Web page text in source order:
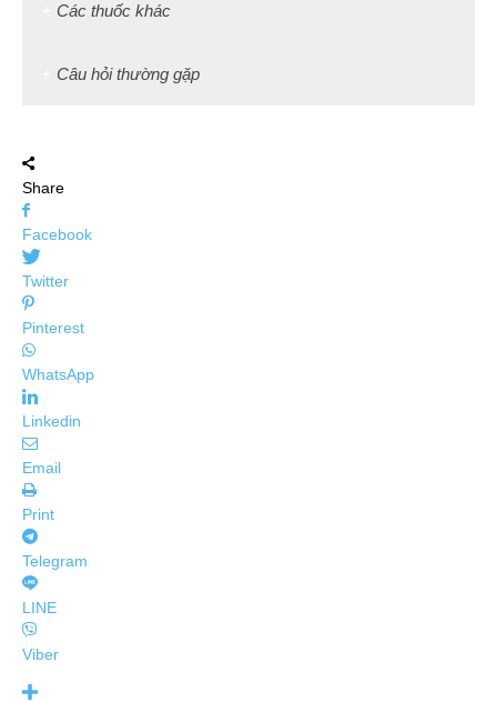
Các thuốc khác
Câu hỏi thường gặp
Share
Facebook
Twitter
Pinterest
WhatsApp
Linkedin
Email
Print
Telegram
LINE
Viber